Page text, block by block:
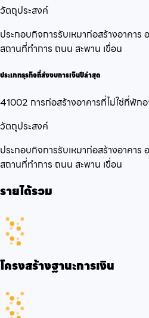
วัตถุประสงค์
ประกอบกิจการรับเหมาก่อสร้างอาคา
สถานที่ทำการ ถนน สะพาน เขื่อน
ประเภทธุรกิจที่ส่งงบการเงินปีล่าสุด
41002 การก่อสร้างอาคารที่ไม่ใช่ที่พัก
วัตถุประสงค์
ประกอบกิจการรับเหมาก่อสร้างอาคา
สถานที่ทำการ ถนน สะพาน เขื่อน
รายได้รวม
โครงสร้างฐานะการเงิน